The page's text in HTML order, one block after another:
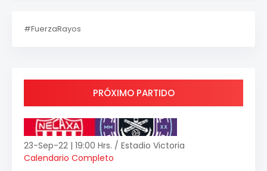
#FuerzaRayos
PRÓXIMO PARTIDO
23-Sep-22 | 19:00 Hrs. / Estadio Victoria
Calendario Completo